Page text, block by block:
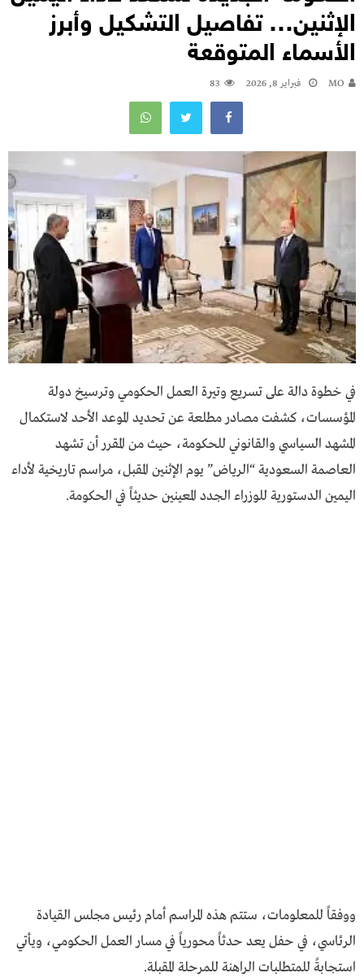
الإثنين… تفاصيل التشكيل وأبرز
الأسماء المتوقعة
MO فبراير 8, 2026 83
في خطوة دالة على تسريع وتيرة العمل الحكومي وترسيخ دولة
المؤسسات، كشفت مصادر مطلعة عن تحديد الموعد الأحد لاستكمال
المشهد السياسي والقانوني للحكومة، حيث من المقرر أن تشهد
العاصمة السعودية “الرياض” يوم الإثنين المقبل، مراسم تاريخية لأداء
اليمين الدستورية للوزراء الجدد المعينين حديثاً في الحكومة.
ووفقاً للمعلومات، ستتم هذه المراسم أمام رئيس مجلس القيادة
الرئاسي، في حفل يعد حدثاً محورياً في مسار العمل الحكومي، ويأتي
استجابةً للمتطلبات الراهنة للمرحلة المقبلة.